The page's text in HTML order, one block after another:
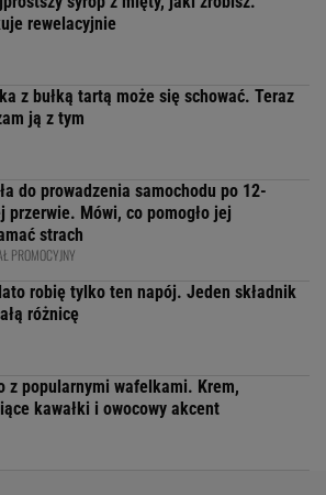
rewelacyjnie
z bułką tartą może się schować. Teraz
ją z tym
do prowadzenia samochodu po 12-
przerwie. Mówi, co pomogło jej
strach
PROMOCYJNY
robię tylko ten napój. Jeden składnik
różnicę
z popularnymi wafelkami. Krem,
kawałki i owocowy akcent